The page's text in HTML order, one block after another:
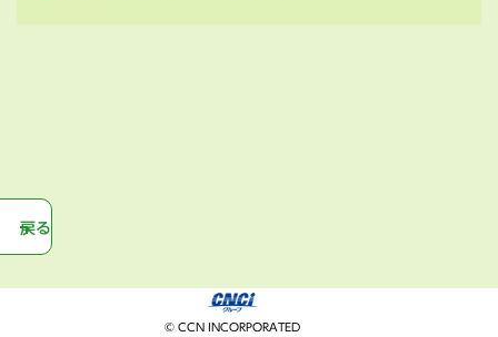
戻る
© CCN INCORPORATED